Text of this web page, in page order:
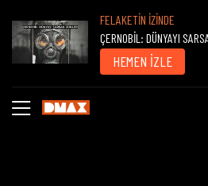
FELAKETİN İZİNDE
ÇERNOBİL: DÜNYAYI
HEMEN İZLE